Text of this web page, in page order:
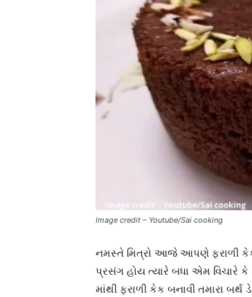
Image credit – Youtube/Sai cooking
નમસ્તે મિત્રો આજે આપણે ફરાળી કેક
પ્રસંગ હોય ત્યારે બધા એમ વિચારે
માંથી ફરાળી કેક બનાવી તમારા